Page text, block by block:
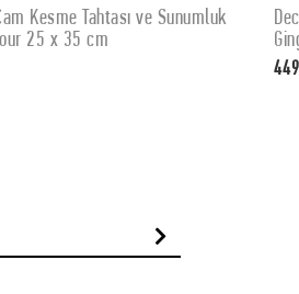
SEPETE EKLE
Cam Kesme Tahtası ve Sunumluk
Yeniyıl Kurabiye Desenli 20 x 30